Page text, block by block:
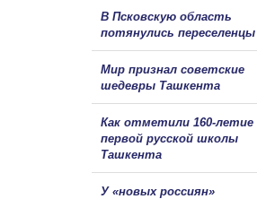
В Псковскую область
потянулись переселенцы
Мир признал советские
шедевры Ташкента
Как отметили 160-летие
первой русской школы
Ташкента
У «новых россиян»